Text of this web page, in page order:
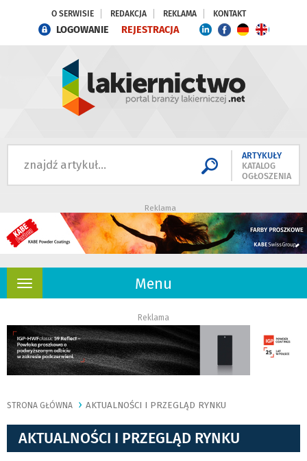
O SERWISIE REDAKCJA REKLAMA KONTAKT
LOGOWANIE REJESTRACJA
ARTYKUŁY
KATALOG
OGŁOSZENIA
Reklama
Menu
Rozwiń
Reklama
STRONA GŁÓWNA AKTUALNOŚCI I PRZEGLĄD RYNKU
AKTUALNOŚCI I PRZEGLĄD RYNKU